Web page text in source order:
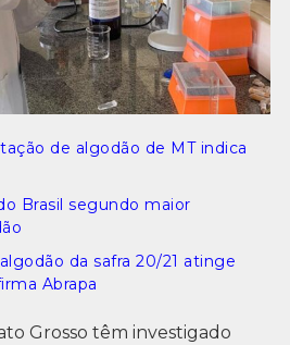
de algodão de MT indica
Brasil segundo maior
da safra 20/21 atinge
Abrapa
Grosso têm investigado